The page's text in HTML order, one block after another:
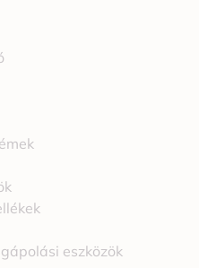
eszközök